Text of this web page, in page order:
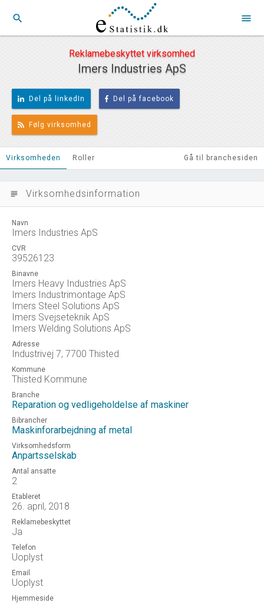
search menu
Reklamebeskyttet virksomhed
Imers Industries ApS
Del på linkedIn Del på facebook
Følg virksomhed
Virksomheden Roller Gå til branchesiden
subject Virksomhedsinformation
Navn
Imers Industries ApS
CVR
39526123
Binavne
Imers Heavy Industries ApS
Imers Industrimontage ApS
Imers Steel Solutions ApS
Imers Svejseteknik ApS
Imers Welding Solutions ApS
Adresse
Industrivej 7, 7700 Thisted
Kommune
Thisted Kommune
Branche
Reparation og vedligeholdelse af maskiner
Bibrancher
Maskinforarbejdning af metal
Virksomhedsform
Anpartsselskab
Antal ansatte
2
Etableret
26. april, 2018
Reklamebeskyttet
Ja
Telefon
Uoplyst
Email
Uoplyst
Hjemmeside